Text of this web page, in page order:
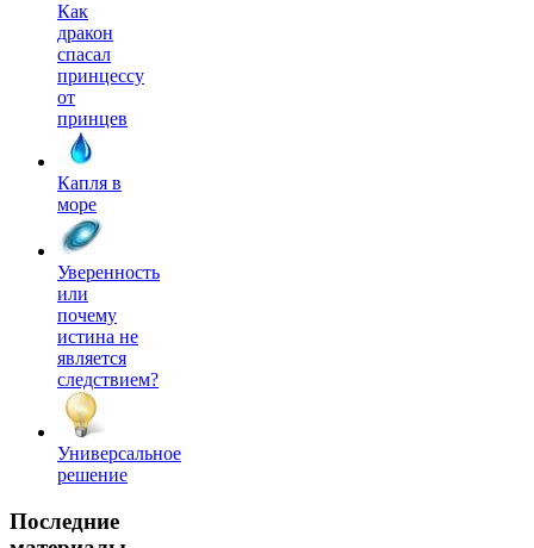
Как
дракон
спасал
принцессу
от
принцев
Капля в
море
Уверенность
или
почему
истина не
является
следствием?
Универсальное
решение
Последние